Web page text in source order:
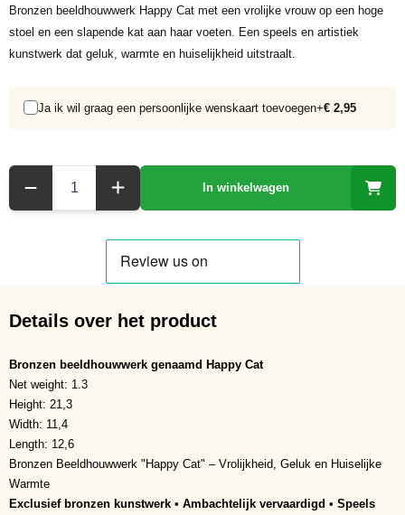
Bronzen beeldhouwwerk Happy Cat met een vrolijke vrouw op een hoge
stoel en een slapende kat aan haar voeten. Een speels en artistiek
kunstwerk dat geluk, warmte en huiselijkheid uitstraalt.
Ja ik wil graag een persoonlijke wenskaart toevoegen+€ 2,95
In winkelwagen
Details over het product
Bronzen beeldhouwwerk genaamd Happy Cat
Net weight: 1.3
Height: 21,3
Width: 11,4
Length: 12,6
Bronzen Beeldhouwwerk "Happy Cat" – Vrolijkheid, Geluk en Huiselijke
Warmte
Exclusief bronzen kunstwerk • Ambachtelijk vervaardigd • Speels